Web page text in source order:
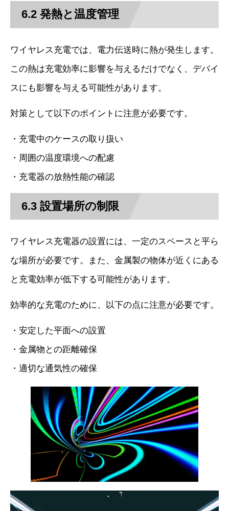
6.2 発熱と温度管理
ワイヤレス充電では、電力伝送時に熱が発生します。
この熱は充電効率に影響を与えるだけでなく、デバイ
スにも影響を与える可能性があります。
対策として以下のポイントに注意が必要です。
・充電中のケースの取り扱い
・周囲の温度環境への配慮
・充電器の放熱性能の確認
6.3 設置場所の制限
ワイヤレス充電器の設置には、一定のスペースと平ら
な場所が必要です。また、金属製の物体が近くにある
と充電効率が低下する可能性があります。
効率的な充電のために、以下の点に注意が必要です。
・安定した平面への設置
・金属物との距離確保
・適切な通気性の確保